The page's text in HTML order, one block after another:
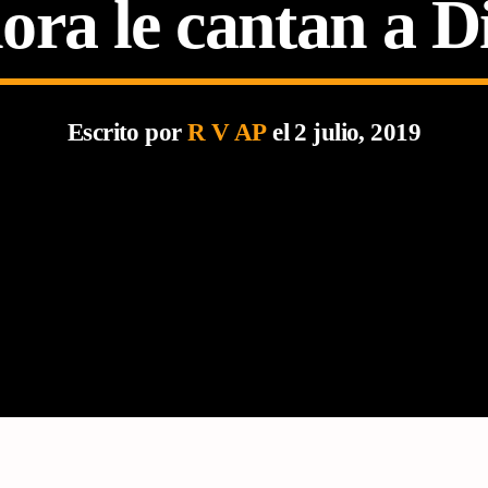
le cantan a
Escrito porR V APel 2 julio, 2019